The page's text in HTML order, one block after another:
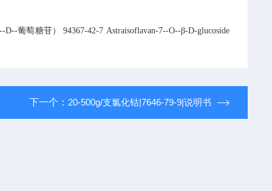
葡萄糖苷） 94367-42-7 Astraisoflavan-7--O--β-D-glucoside
下一个： 20-500g/支氯化钴|7646-79-9|说明书